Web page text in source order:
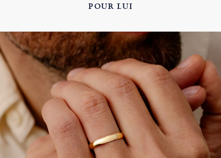
POUR LUI